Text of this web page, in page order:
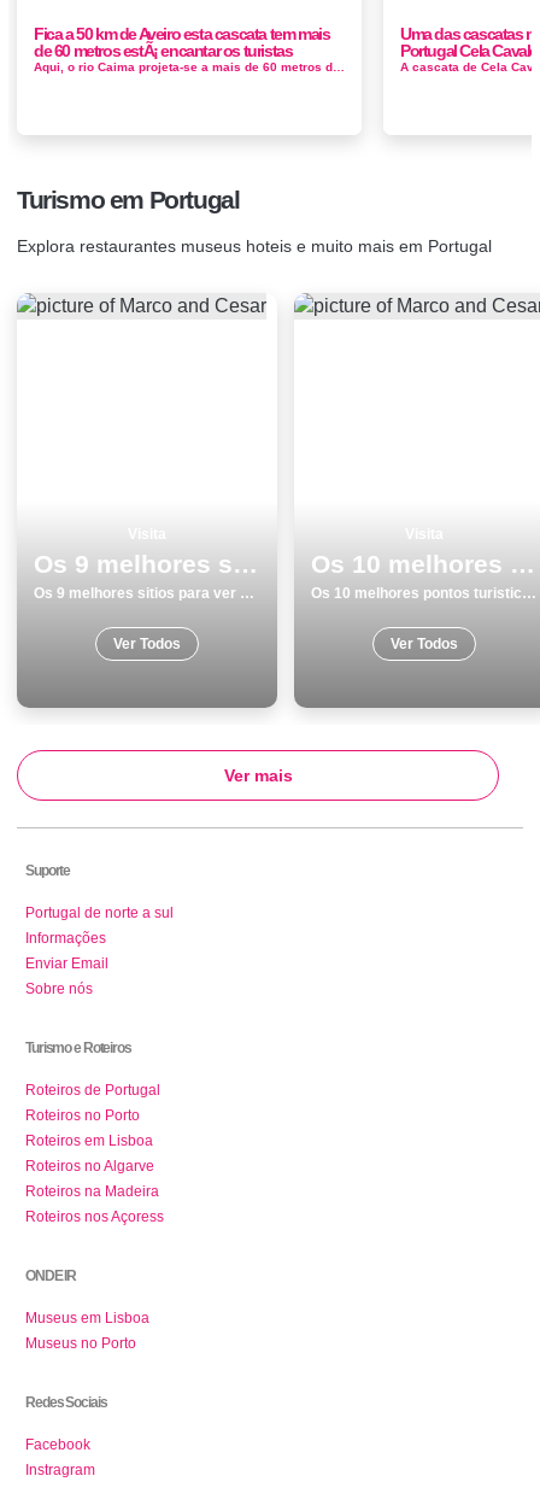
Fica a 50 km de Aveiro esta cascata tem mais
de 60 metros estÃ¡ encantar os turistas
Aqui, o rio Caima projeta-se a mais de 60 metros de altura, num espetáculo natural digno de ser contemplado, à escuta das águas q...
Uma das cascatas
Portugal Cela
Turismo em Portugal
Explora restaurantes museus hoteis e muito mais em Portugal
Os 9 melhores sitios para ver e visitar em Monumentos no Porto
Os 9 melhores sitios para ver e visitar em Monumentos no Porto
Ver Todos
Os 10 melhores pontos turisticos para visitar em Portalegre
Os 10 melhores pontos turisticos para visitar em Portalegre
Ver Todos
Ver mais
Suporte
Portugal de norte a sul
Informações
Enviar Email
Sobre nós
Turismo e Roteiros
Roteiros de Portugal
Roteiros no Porto
Roteiros em Lisboa
Roteiros no Algarve
Roteiros na Madeira
Roteiros nos Açoress
ONDE IR
Museus em Lisboa
Museus no Porto
Redes Sociais
Facebook
Instragram